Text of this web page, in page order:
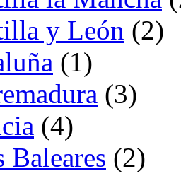
y León (2)
(1)
(3)
(4)
Baleares (2)